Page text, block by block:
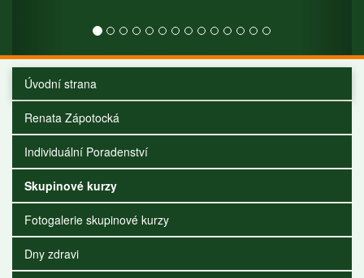
Úvodní strana
Renata Zápotocká
Individuální Poradenství
Skupinové kurzy
Fotogalerie skupinové kurzy
Dny zdravi